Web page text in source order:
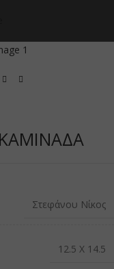
Στεφάνου Νίκος
12.5 Χ 14.5